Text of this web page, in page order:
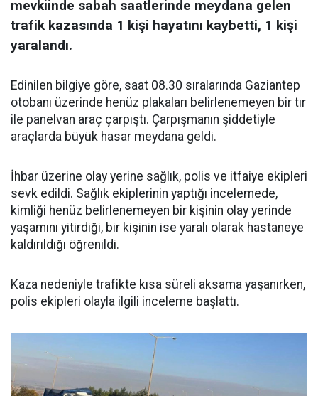
mevkiinde sabah saatlerinde meydana gelen
trafik kazasında 1 kişi hayatını kaybetti, 1 kişi
yaralandı.
Edinilen bilgiye göre, saat 08.30 sıralarında Gaziantep
otobanı üzerinde henüz plakaları belirlenemeyen bir tır
ile panelvan araç çarpıştı. Çarpışmanın şiddetiyle
araçlarda büyük hasar meydana geldi.
İhbar üzerine olay yerine sağlık, polis ve itfaiye ekipleri
sevk edildi. Sağlık ekiplerinin yaptığı incelemede,
kimliği henüz belirlenemeyen bir kişinin olay yerinde
yaşamını yitirdiği, bir kişinin ise yaralı olarak hastaneye
kaldırıldığı öğrenildi.
Kaza nedeniyle trafikte kısa süreli aksama yaşanırken,
polis ekipleri olayla ilgili inceleme başlattı.